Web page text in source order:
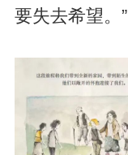
要失去希望。”